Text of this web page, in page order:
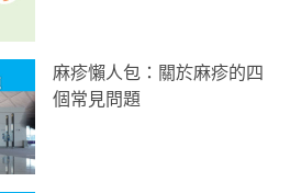
麻疹懶人包：關於麻疹的四
個常見問題